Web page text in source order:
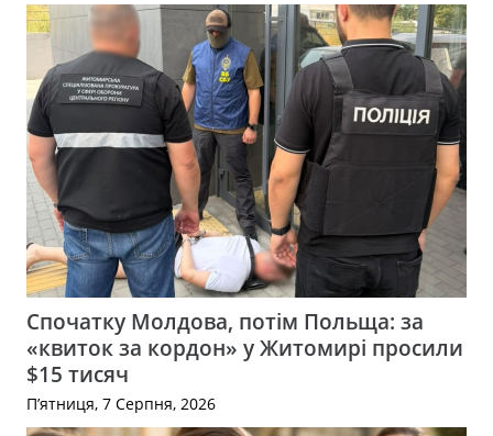
Спочатку Молдова, потім Польща: за
«квиток за кордон» у Житомирі просили
$15 тисяч
П’ятниця, 7 Серпня, 2026